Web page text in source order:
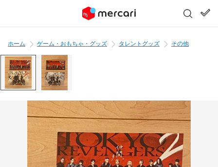
ホーム ゲーム・おもちゃ・グッズ タレントグッズ その他